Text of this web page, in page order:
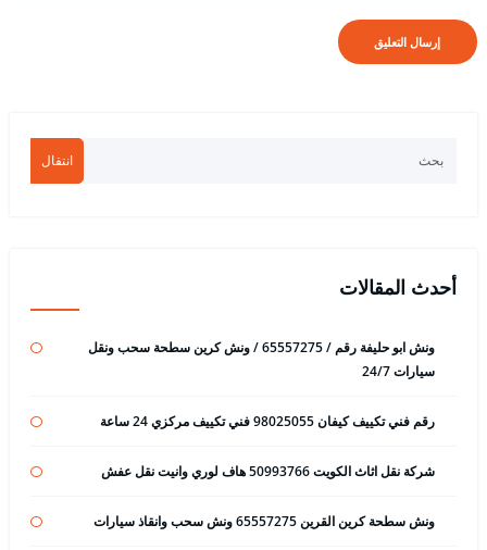
انتقال
أحدث المقالات
ونش ابو حليفة رقم / 65557275 / ونش كرين سطحة سحب ونقل
سيارات 24/7
رقم فني تكييف كيفان 98025055 فني تكييف مركزي 24 ساعة
شركة نقل اثاث الكويت 50993766 هاف لوري وانيت نقل عفش
ونش سطحة كرين القرين 65557275 ونش سحب وانقاذ سيارات